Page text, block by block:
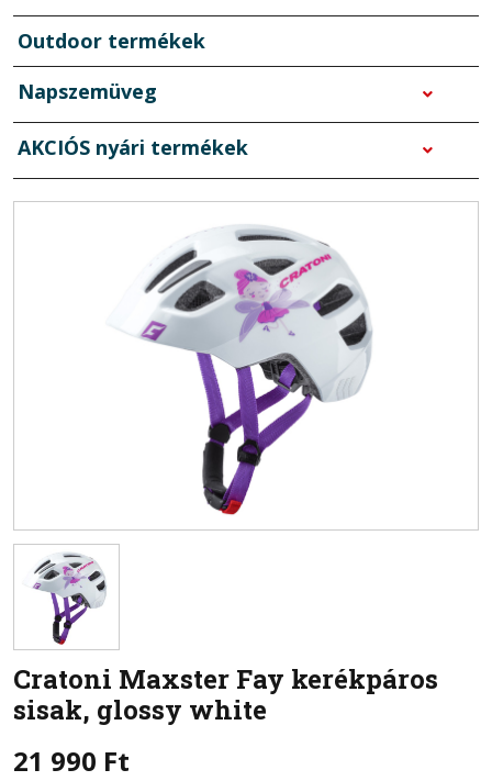
Outdoor termékek
Napszemüveg
AKCIÓS nyári termékek
Cratoni Maxster Fay kerékpáros
sisak, glossy white
21 990 Ft